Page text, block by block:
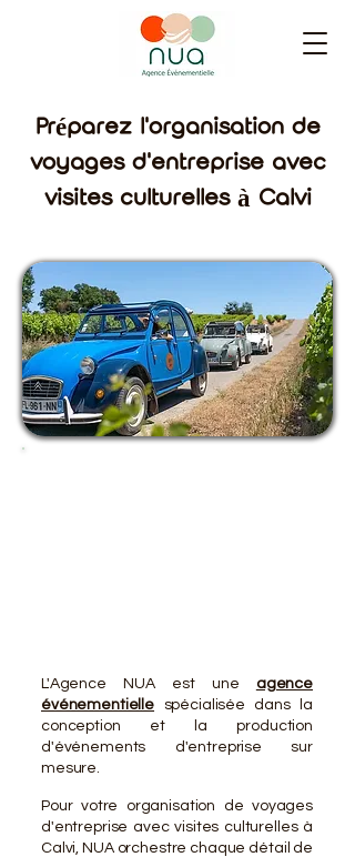
Préparez l'organisation de
voyages d'entreprise avec
visites culturelles à Calvi
L'Agence NUA est une agence
événementielle
spécialisée dans la
conception et la production
d'événements d'entreprise sur
mesure.
Pour votre organisation de voyages
d'entreprise avec visites culturelles à
Calvi, NUA orchestre chaque détail de